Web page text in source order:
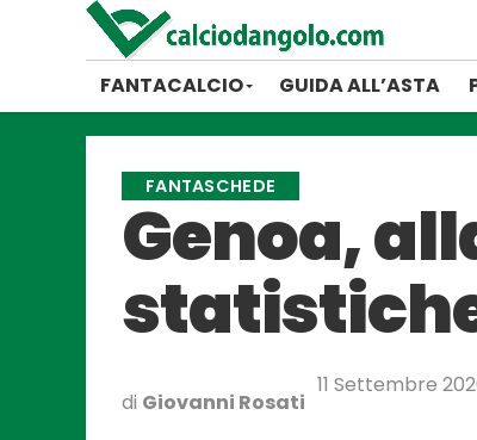
FANTACALCIO GUIDA ALL’ASTA
FANTASCHEDE
Genoa,
di Giovanni Rosati
11 Settembre